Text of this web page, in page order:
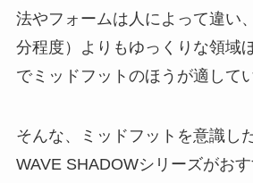
法やフォームは人によって違い
分程度）よりもゆっくりな領域
でミッドフットのほうが適して
そんな、ミッドフットを意識し
WAVE SHADOWシリーズがお